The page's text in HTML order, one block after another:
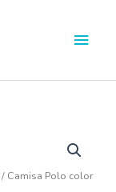
/ Camisa Polo color